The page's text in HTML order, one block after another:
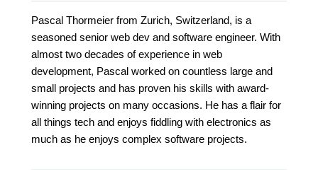
Pascal Thormeier from Zurich, Switzerland, is a
seasoned senior web dev and software engineer. With
almost two decades of experience in web
development, Pascal worked on countless large and
small projects and has proven his skills with award-
winning projects on many occasions. He has a flair for
all things tech and enjoys fiddling with electronics as
much as he enjoys complex software projects.